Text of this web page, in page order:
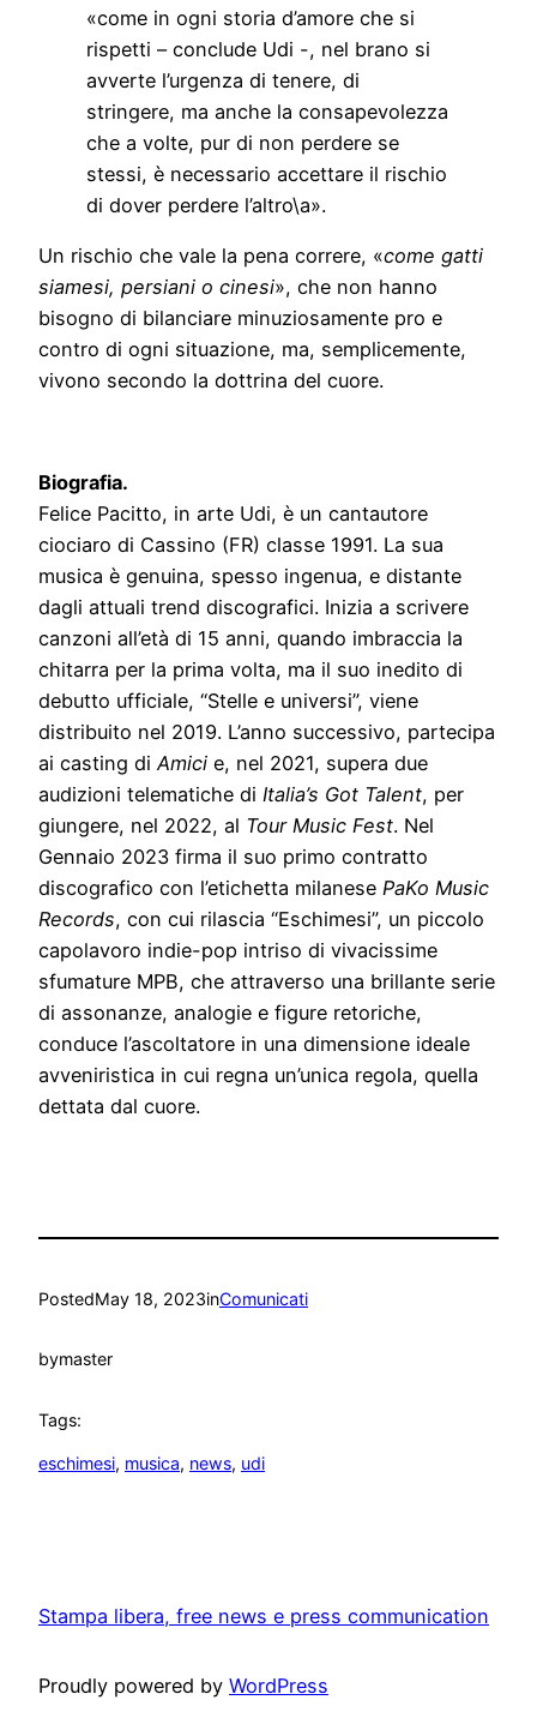
«come in ogni storia d’amore che si
rispetti – conclude Udi -, nel brano si
avverte l’urgenza di tenere, di
stringere, ma anche la consapevolezza
che a volte, pur di non perdere se
stessi, è necessario accettare il rischio
di dover perdere l’altro\a».
Un rischio che vale la pena correre, «come gatti
siamesi, persiani o cinesi», che non hanno
bisogno di bilanciare minuziosamente pro e
contro di ogni situazione, ma, semplicemente,
vivono secondo la dottrina del cuore.
Biografia.
Felice Pacitto, in arte Udi, è un cantautore
ciociaro di Cassino (FR) classe 1991. La sua
musica è genuina, spesso ingenua, e distante
dagli attuali trend discografici. Inizia a scrivere
canzoni all’età di 15 anni, quando imbraccia la
chitarra per la prima volta, ma il suo inedito di
debutto ufficiale, “Stelle e universi”, viene
distribuito nel 2019. L’anno successivo, partecipa
ai casting diAmici e, nel 2021, supera due
audizioni telematiche di Italia’s Got Talent, per
giungere, nel 2022, al Tour Music Fest. Nel
Gennaio 2023 firma il suo primo contratto
discografico con l’etichetta milanese PaKo Music
Records, con cui rilascia “Eschimesi”, un piccolo
capolavoro indie-pop intriso di vivacissime
sfumature MPB, che attraverso una brillante serie
di assonanze, analogie e figure retoriche,
conduce l’ascoltatore in una dimensione ideale
avveniristica in cui regna un’unica regola, quella
dettata dal cuore.
PostedMay 18, 2023inComunicati
bymaster
Tags:
eschimesi, musica, news, udi
Stampa libera, free news e press communication
Proudly powered by WordPress